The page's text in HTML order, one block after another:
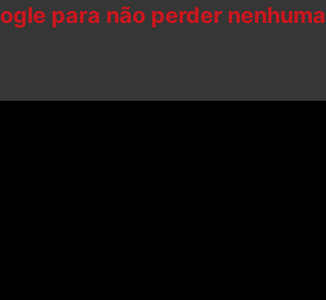
para não perder nenhuma